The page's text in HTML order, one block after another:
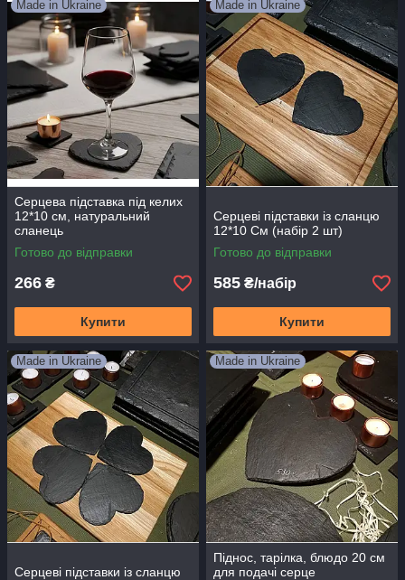
Made in Ukraine
Серцева підставка під келих
12*10 см, натуральний
сланець
Готово до відправки
266 ₴
Купити
Made in Ukraine
Серцеві підставки із сланцю
12*10 См (набір 2 шт)
Готово до відправки
585 ₴/набір
Купити
Made in Ukraine
Серцеві підставки із сланцю
Made in Ukraine
Піднос, тарілка, блюдо 20 см
для подачі серце